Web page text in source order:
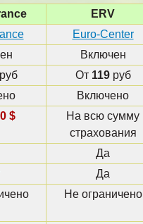
ERV
Euro-Center
Включен
руб От 119руб
Включено
$
На всю сумму
страхования
Да
Да
Не ограничено